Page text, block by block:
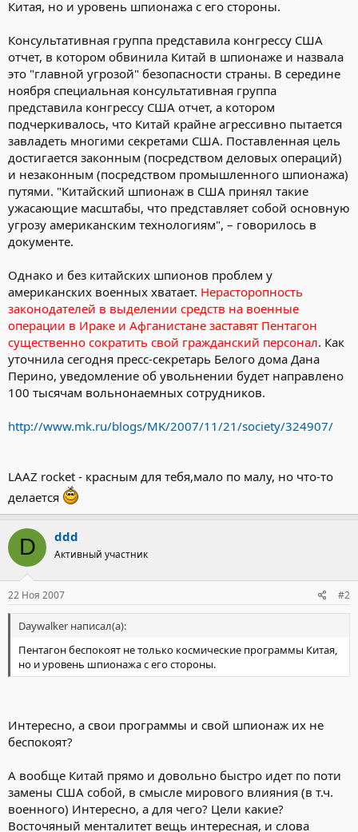
Китая, но и уровень шпионажа с его стороны.
Консультативная группа представила конгрессу США
отчет, в котором обвинила Китай в шпионаже и назвала
это "главной угрозой" безопасности страны. В середине
ноября специальная консультативная группа
представила конгрессу США отчет, а котором
подчеркивалось, что Китай крайне агрессивно пытается
завладеть многими секретами США. Поставленная цель
достигается законным (посредством деловых операций)
и незаконным (посредством промышленного шпионажа)
путями. "Китайский шпионаж в США принял такие
ужасающие масштабы, что представляет собой основную
угрозу американским технологиям", – говорилось в
документе.
Однако и без китайских шпионов проблем у
американских военных хватает. Нерасторопность
законодателей в выделении средств на военные
операции в Ираке и Афганистане заставят Пентагон
существенно сократить свой гражданский персонал. Как
уточнила сегодня пресс-секретарь Белого дома Дана
Перино, уведомление об увольнении будет направлено
100 тысячам вольнонаемных сотрудников.
http://www.mk.ru/blogs/MK/2007/11/21/society/324907/
LAAZ rocket - красным для тебя,мало по малу, но что-то
делается
D ddd
Активный участник
22 Ноя 2007 #2
Daywalker написал(а):
Пентагон беспокоят не только космические программы Китая,
но и уровень шпионажа с его стороны.
Интересно, а свои программы и свой шпионаж их не
беспокоят?
А вообще Китай прямо и довольно быстро идет по поти
замены США собой, в смысле мирового влияния (в т.ч.
военного) Интересно, а для чего? Цели какие?
Восточяный менталитет вещь интересная, и слова